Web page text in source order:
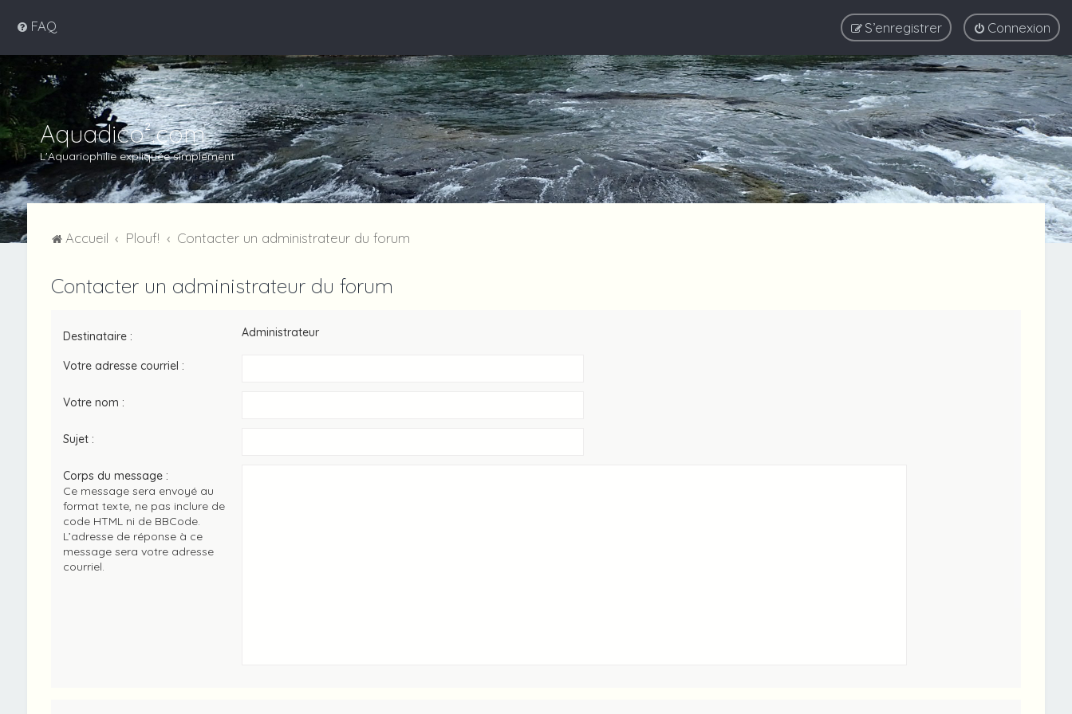
FAQ Connexion
S’enregistrer
Aquadico².com
L'Aquariophilie expliquée simplement
Accueil Plouf! Contacter un administrateur du forum
Contacter un administrateur du forum
Destinataire : Administrateur
Votre adresse courriel :
Votre nom :
Sujet :
Corps du message :
Ce message sera envoyé au
format texte, ne pas inclure de
code HTML ni de BBCode.
L’adresse de réponse à ce
message sera votre adresse
courriel.